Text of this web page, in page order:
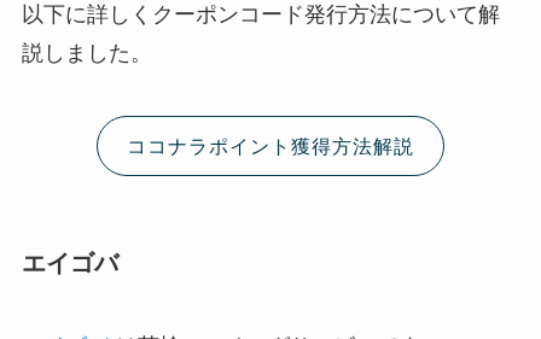
以下に詳しくクーポンコード発行方法について解
説しました。
ココナラポイント獲得方法解説
エイゴバ